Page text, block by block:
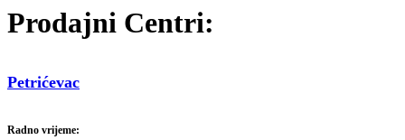
Prodajni Centri:
Petrićevac
Radno vrijeme: